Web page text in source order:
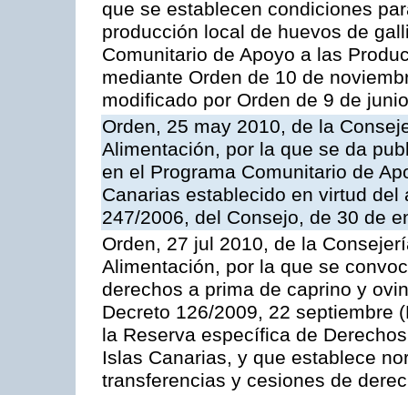
que se establecen condiciones
producción local de huevos de
Comunitario de Apoyo a las
mediante Orden de 10 de
modificado por Orden de 9 de
Orden, 25 may 2010, de la
Alimentación, por la que se da
en el Programa Comunitario de
Canarias establecido en virtud del
247/2006, del Consejo, de 30 de
Orden, 27 jul 2010, de la
Alimentación, por la que se
derechos a prima de caprino y
Decreto 126/2009, 22 septiembre
la Reserva específica de
Islas Canarias, y que establece
transferencias y cesiones de